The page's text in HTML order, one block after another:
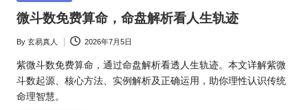
微斗数免费算命，命盘解析看人生轨迹
Posted
by
By 玄易真人 2026年7月5日
紫微斗数免费算命，通过命盘解析看透人生轨迹。本文详解紫微
斗数起源、核心方法、实例解析及正确运用，助你理性认识传统
命理智慧。